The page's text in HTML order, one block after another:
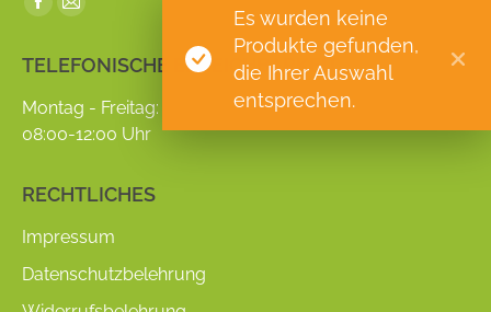
Es wurden keine
Produkte gefunden,
die Ihrer Auswahl
entsprechen.
Facebook
opens
in
new
Mail
opens
in
new
TELEFONISCHE ERREICHBARKEIT
Montag - Freitag:
08:00-12:00 Uhr
RECHTLICHES
Impressum
Datenschutzbelehrung